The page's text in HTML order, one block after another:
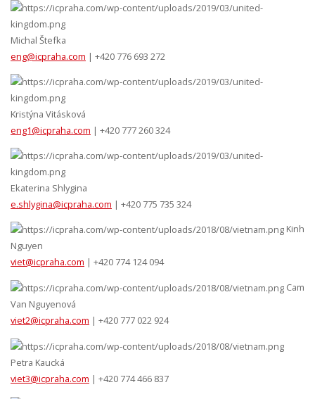
Michal Štefka
eng@icpraha.com | +420 776 693 272
Kristýna Vitásková
eng1@icpraha.com | +420 777 260 324
Ekaterina Shlygina
e.shlygina@icpraha.com | +420 775 735 324
Kinh
Nguyen
viet@icpraha.com | +420 774 124 094
Cam
Van Nguyenová
viet2@icpraha.com | +420 777 022 924
Petra Kaucká
viet3@icpraha.com | +420 774 466 837